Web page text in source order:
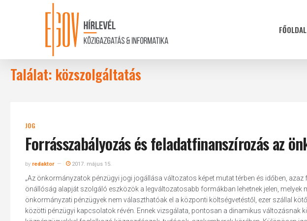
FŐOLDAL
Találat: közszolgáltatás
JOG
Forrásszabályozás és feladatfinanszírozás az
by redaktor 2017. május 15.
„Az önkormányzatok pénzügyi jogi jogállása változatos képet mutat térben és időben,
önállóság alapját szolgáló eszközök a legváltozatosabb formákban lehetnek jelen, melyek
önkormányzati pénzügyek nem választhatóak el a központi költségvetéstől, ezer szállal
közötti pénzügyi kapcsolatok révén. Ennek vizsgálata, pontosan a dinamikus változásnak